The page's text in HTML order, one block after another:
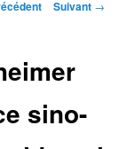
Suivant →
sino-